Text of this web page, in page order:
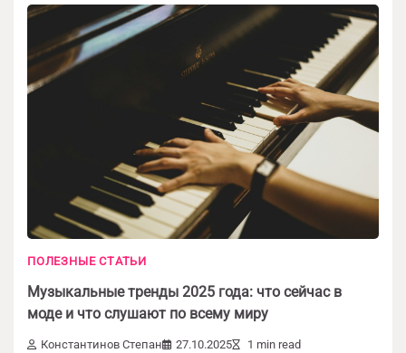
ПОЛЕЗНЫЕ СТАТЬИ
Музыкальные тренды 2025 года: что сейчас в
моде и что слушают по всему миру
Константинов Степан 27.10.2025
1 min read